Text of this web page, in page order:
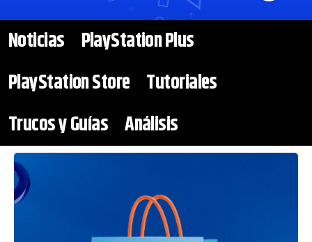
Noticias
PlayStation Plus
PlayStation Store Tutoriales
Trucos y Guías Análisis